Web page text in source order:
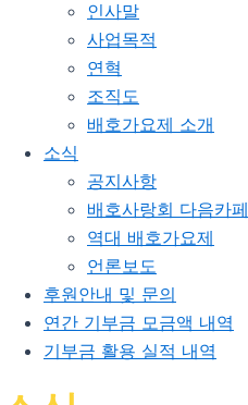
인사말
사업목적
연혁
조직도
배호가요제 소개
소식
공지사항
배호사랑회 다음카페
역대 배호가요제
언론보도
후원안내 및 문의
연간 기부금 모금액 내역
기부금 활용 실적 내역